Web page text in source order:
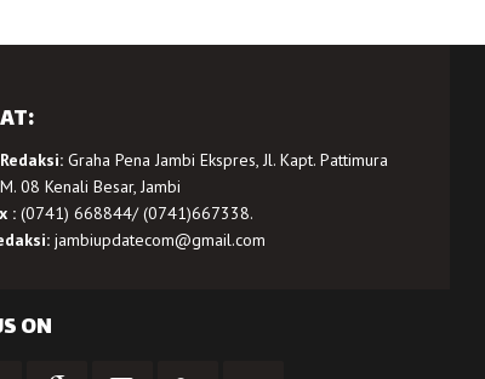
Graha Pena Jambi Ekspres, Jl. Kapt. Pattimura
08 Kenali Besar, Jambi
:(0741) 668844/ (0741)667338.
jambiupdatecom@gmail.com
ON